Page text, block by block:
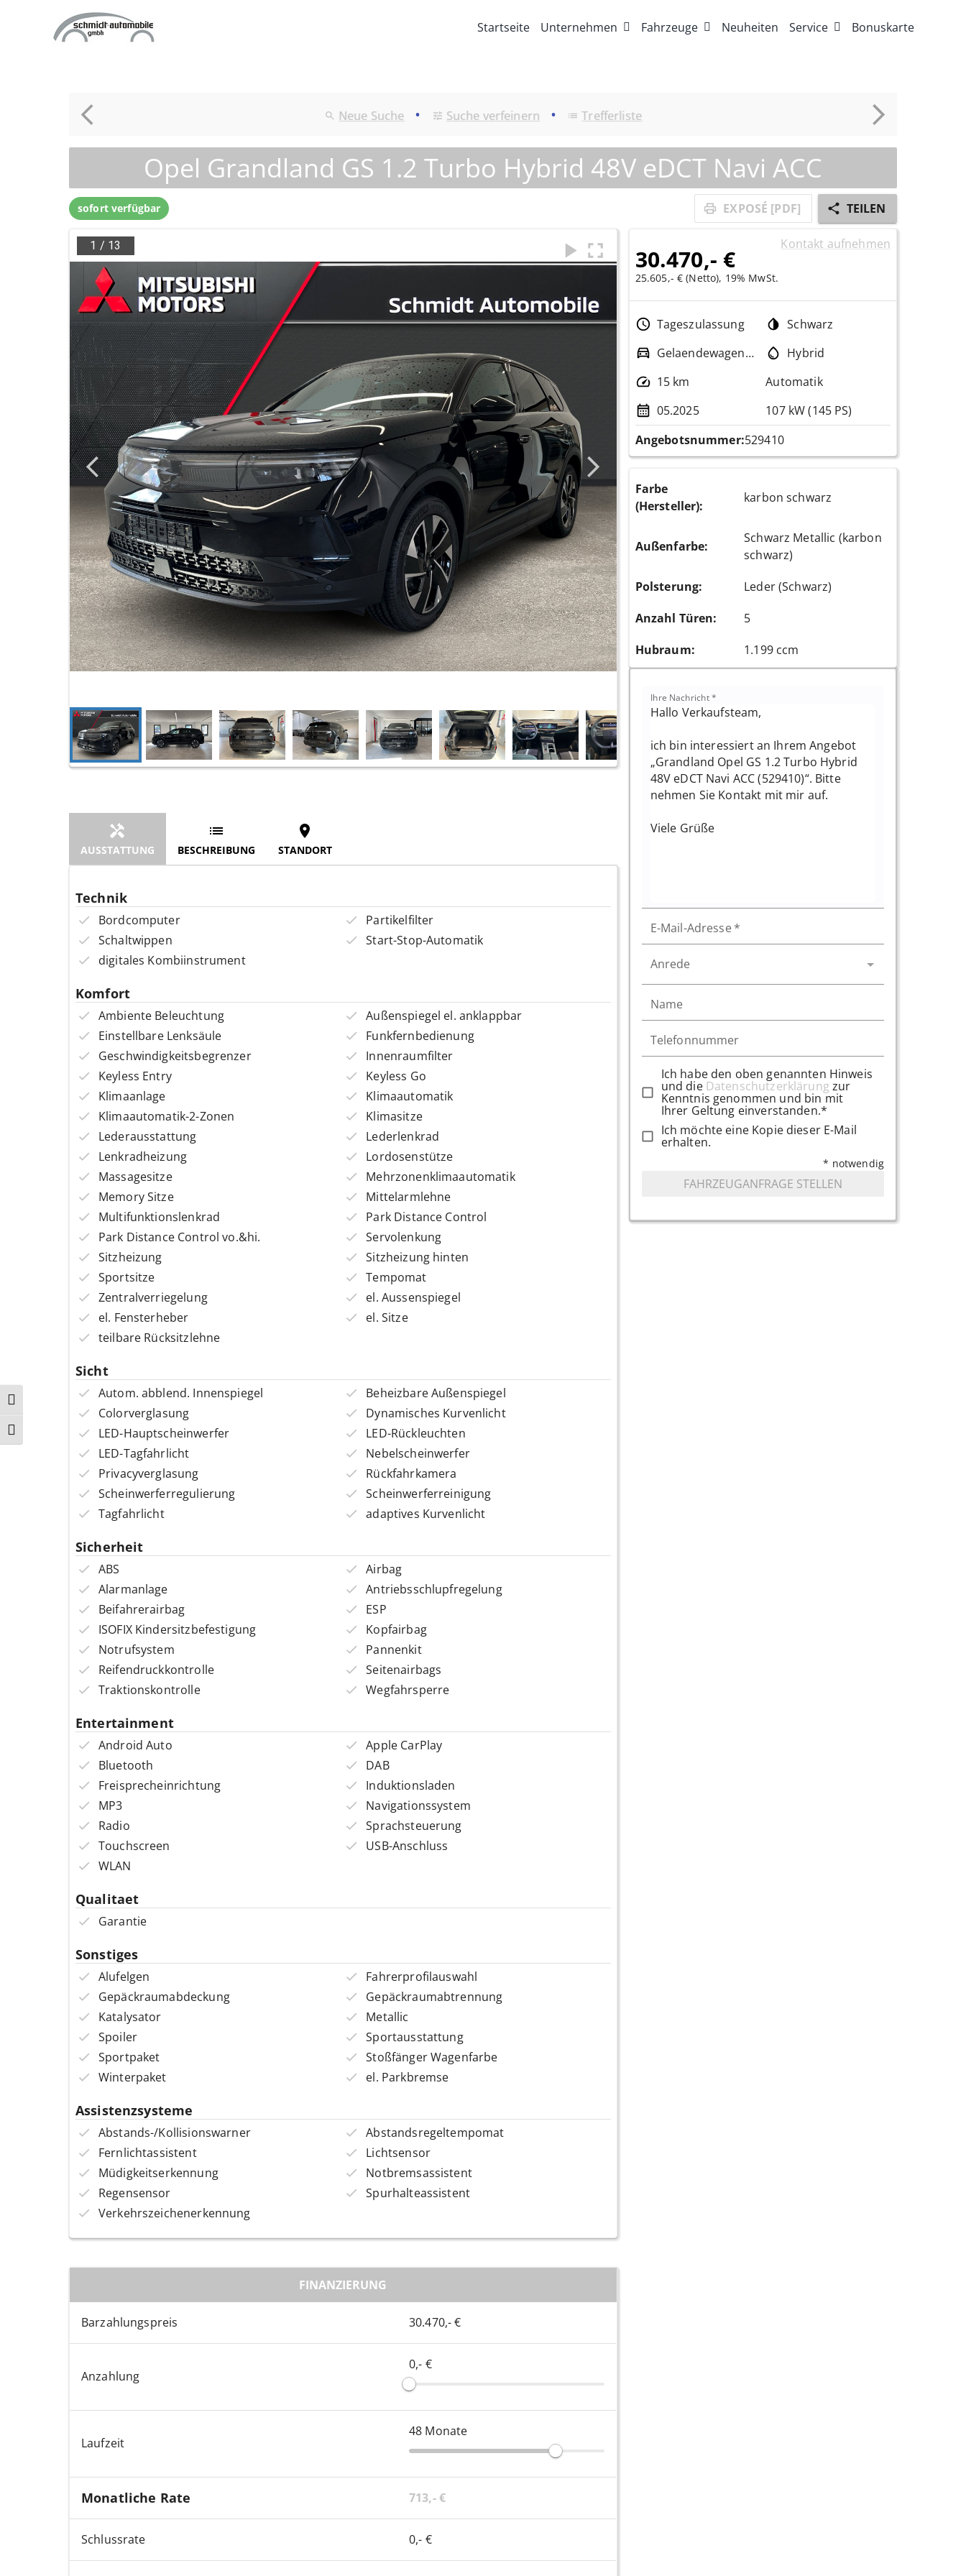
Umschalten auf hohe Kontraste
Schrift vergrößern
Startseite Unternehmen Fahrzeuge Neuheiten Service Bonuskarte
Neue Suche • Suche verfeinern • Trefferliste
Opel Grandland GS 1.2 Turbo Hybrid 48V eDCT Navi ACC
sofort verfügbar EXPOSÉ [PDF] TEILEN
1 / 13
AUSSTATTUNG BESCHREIBUNG STANDORT
Technik
Bordcomputer
Partikelfilter
Schaltwippen
Start-Stop-Automatik
digitales Kombiinstrument
Komfort
Ambiente Beleuchtung
Außenspiegel el. anklappbar
Einstellbare Lenksäule
Funkfernbedienung
Geschwindigkeitsbegrenzer
Innenraumfilter
Keyless Entry
Keyless Go
Klimaanlage
Klimaautomatik
Klimaautomatik-2-Zonen
Klimasitze
Lederausstattung
Lederlenkrad
Lenkradheizung
Lordosenstütze
Massagesitze
Mehrzonenklimaautomatik
Memory Sitze
Mittelarmlehne
Multifunktionslenkrad
Park Distance Control
Park Distance Control vo.&hi.
Servolenkung
Sitzheizung
Sitzheizung hinten
Sportsitze
Tempomat
Zentralverriegelung
el. Aussenspiegel
el. Fensterheber
el. Sitze
teilbare Rücksitzlehne
Sicht
Autom. abblend. Innenspiegel
Beheizbare Außenspiegel
Colorverglasung
Dynamisches Kurvenlicht
LED-Hauptscheinwerfer
LED-Rückleuchten
LED-Tagfahrlicht
Nebelscheinwerfer
Privacyverglasung
Rückfahrkamera
Scheinwerferregulierung
Scheinwerferreinigung
Tagfahrlicht
adaptives Kurvenlicht
Sicherheit
ABS
Airbag
Alarmanlage
Antriebsschlupfregelung
Beifahrerairbag
ESP
ISOFIX Kindersitzbefestigung
Kopfairbag
Notrufsystem
Pannenkit
Reifendruckkontrolle
Seitenairbags
Traktionskontrolle
Wegfahrsperre
Entertainment
Android Auto
Apple CarPlay
Bluetooth
DAB
Freisprecheinrichtung
Induktionsladen
MP3
Navigationssystem
Radio
Sprachsteuerung
Touchscreen
USB-Anschluss
WLAN
Qualitaet
Garantie
Sonstiges
Alufelgen
Fahrerprofilauswahl
Gepäckraumabdeckung
Gepäckraumabtrennung
Katalysator
Metallic
Spoiler
Sportausstattung
Sportpaket
Stoßfänger Wagenfarbe
Winterpaket
el. Parkbremse
Assistenzsysteme
Abstands-/Kollisionswarner
Abstandsregeltempomat
Fernlichtassistent
Lichtsensor
Müdigkeitserkennung
Notbremsassistent
Regensensor
Spurhalteassistent
Verkehrszeichenerkennung
FINANZIERUNG
Barzahlungspreis 30.470,- €
Anzahlung
0,- €
Laufzeit
48 Monate
Monatliche Rate 713,- €
Schlussrate 0,- €
30.470,- €
25.605,- € (Netto), 19% MwSt.
Kontakt aufnehmen
Tageszulassung
Schwarz
Gelaendewagen / Pickup
Hybrid
15 km
Automatik
05.2025
107 kW (145 PS)
Angebotsnummer:529410
Farbe
(Hersteller):
karbon schwarz
Außenfarbe:
Schwarz Metallic (karbon
schwarz)
Polsterung:
Leder (Schwarz)
Anzahl Türen:
5
Hubraum: 1.199 ccm
Ihre Nachricht*
E-Mail-Adresse *
Anrede
Name
Telefonnummer
Ich habe den oben genannten Hinweis
und die Datenschutzerklärung zur
Kenntnis genommen und bin mit
Ihrer Geltung einverstanden.*
Ich möchte eine Kopie dieser E-Mail
erhalten.
* notwendig
FAHRZEUGANFRAGE STELLEN